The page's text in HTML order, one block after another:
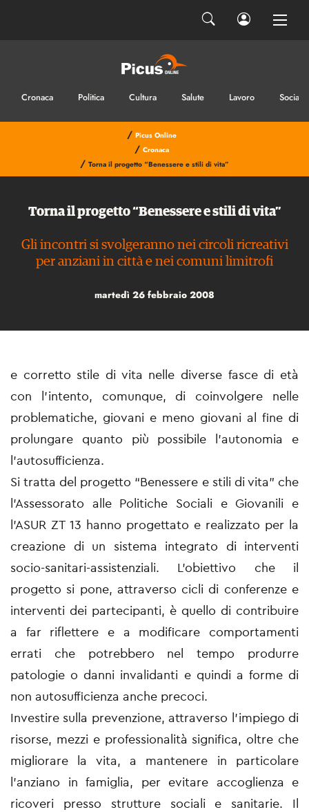
Cronaca Politica Cultura Salute Lavoro Sociale
/ Picus Online
/ Cronaca
/ Torna il progetto “Benessere e stili di vita”
Torna il progetto “Benessere e stili di vita”
Gli incontri si svolgeranno nei circoli ricreativi
per anziani in città e nei comuni limitrofi
martedì 26 febbraio 2008
e corretto stile di vita nelle diverse fasce di età
con l’intento, comunque, di coinvolgere nelle
problematiche, giovani e meno giovani al fine di
prolungare quanto più possibile l’autonomia e
l’autosufficienza.
Si tratta del progetto “Benessere e stili di vita” che
l’Assessorato alle Politiche Sociali e Giovanili e
l’ASUR ZT 13 hanno progettato e realizzato per la
creazione di un sistema integrato di interventi
socio-sanitari-assistenziali. L’obiettivo che il
progetto si pone, attraverso cicli di conferenze e
interventi dei partecipanti, è quello di contribuire
a far riflettere e a modificare comportamenti
errati che potrebbero nel tempo produrre
patologie o danni invalidanti e quindi a forme di
non autosufficienza anche precoci.
Investire sulla prevenzione, attraverso l’impiego di
risorse, mezzi e professionalità significa, oltre che
migliorare la vita, a mantenere in particolare
l’anziano in famiglia, per evitare accoglienza e
ricoveri presso strutture sociali e sanitarie. Il